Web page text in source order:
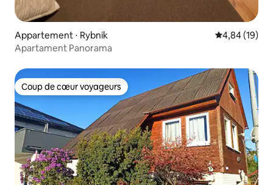
Appartement ⋅ Rybnik Évaluation
4,84 (19)
Apartament Panorama
Coup de cœur voyageurs
Coup de cœur voyageurs